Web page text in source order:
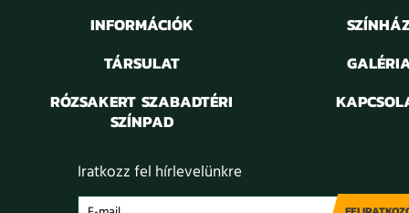
INFORMÁCIÓK
TÁRSULAT
RÓZSAKERT SZABADTÉRI
SZÍNPAD
Iratkozz fel hírlevelünkre